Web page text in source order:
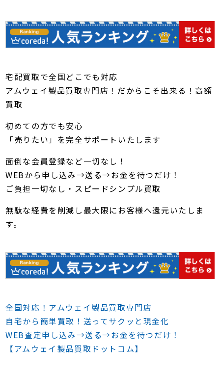
宅配買取で全国どこでも対応
アムウェイ製品買取専門店！だからこそ出来る！高額
買取
初めての方でも安心
「売りたい」を完全サポートいたします
面倒な会員登録など一切なし！
WEBから申し込み→送る→お金を待つだけ！
ご負担一切なし・スピードシンプル買取
無駄な経費を削減し最大限にお客様へ還元いたしま
す。
全国対応！アムウェイ製品買取専門店
自宅から簡単買取！送ってサクッと現金化
WEB査定申し込み→送る→お金を待つだけ！
【アムウェイ製品買取ドットコム】